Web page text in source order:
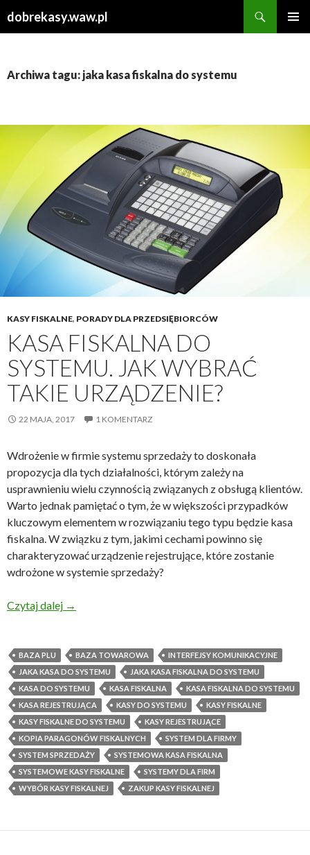
dobrekasy.waw.pl
Archiwa tagu: jaka kasa fiskalna do systemu
KASY FISKALNE, PORADY DLA PRZEDSIĘBIORCÓW
KASA FISKALNA DO
SYSTEMU. JAK WYBRAĆ
TAKIE URZĄDZENIE?
22 MAJA, 2017 1 KOMENTARZ
Wdrożenie w firmie systemu sprzedaży to doskonała
propozycja dla tych działalności, którym zależy na
usprawnieniu wielu czynnością związanych z obsługą klientów.
Warto jednak pamiętać o tym, że w większości przypadków
kluczowym elementem w rozwiązaniu tego typu będzie kasa
fiskalna. W związku z tym, jakimi cechami powinno się
charakteryzować urządzenie rejestrujące, które zostanie
wdrożone w systemie sprzedaży?
Czytaj dalej Kasa fiskalna do systemu. Jak wybrać takie
→
BAZA PLU BAZA TOWAROWA
INTERFEJSY KOMUNIKACYJNE
JAKA KASA DO SYSTEMU
JAKA KASA FISKALNA DO SYSTEMU
KASA DO SYSTEMU
KASA FISKALNA
KASA FISKALNA DO SYSTEMU
KASA REJESTRUJĄCA
KASY DO SYSTEMU
KASY FISKALNE
KASY FISKALNE DO SYSTEMU
KASY REJESTRUJĄCE
KOPIA PARAGONÓW FISKALNYCH
SYSTEM DLA FIRMY
SYSTEM SPRZEDAŻY
SYSTEMOWA KASA FISKALNA
SYSTEMOWE KASY FISKALNE
SYSTEMY DLA FIRM
WYBÓR KASY FISKALNEJ
ZAKUP KASY FISKALNEJ